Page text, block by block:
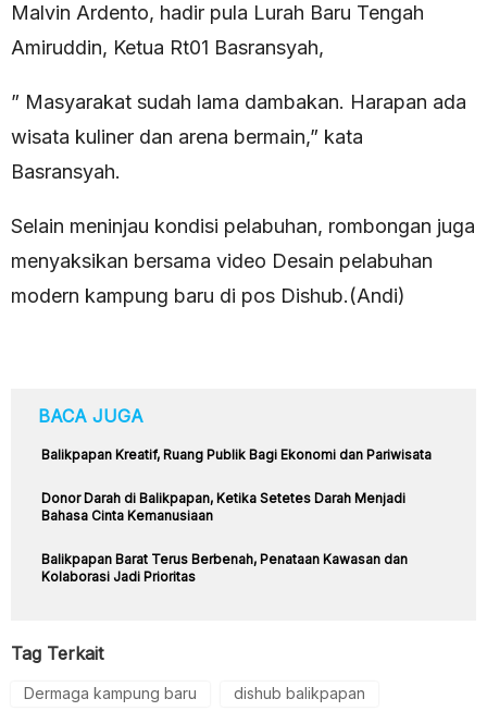
Malvin Ardento, hadir pula Lurah Baru Tengah
Amiruddin, Ketua Rt01 Basransyah,
” Masyarakat sudah lama dambakan. Harapan ada
wisata kuliner dan arena bermain,” kata
Basransyah.
Selain meninjau kondisi pelabuhan, rombongan juga
menyaksikan bersama video Desain pelabuhan
modern kampung baru di pos Dishub.(Andi)
BACA JUGA
Balikpapan Kreatif, Ruang Publik Bagi Ekonomi dan Pariwisata
Donor Darah di Balikpapan, Ketika Setetes Darah Menjadi
Bahasa Cinta Kemanusiaan
Balikpapan Barat Terus Berbenah, Penataan Kawasan dan
Kolaborasi Jadi Prioritas
Tag Terkait
Dermaga kampung baru
dishub balikpapan